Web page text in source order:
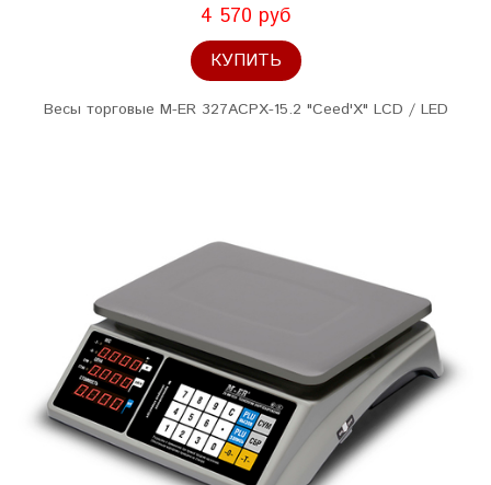
4 570 руб
КУПИТЬ
Весы торговые M-ER 327ACPX-15.2 "Ceed'X" LCD / LED